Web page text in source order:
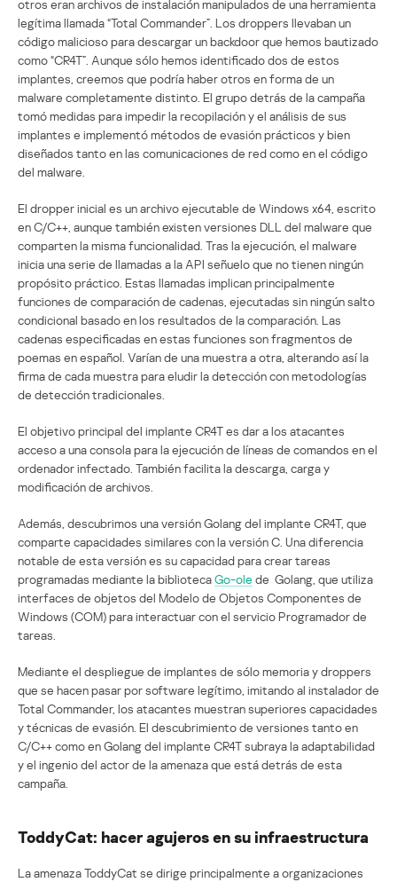
otros eran archivos de instalación manipulados de una herramienta
legítima llamada “Total Commander”. Los droppers llevaban un
código malicioso para descargar un backdoor que hemos bautizado
como “CR4T”. Aunque sólo hemos identificado dos de estos
implantes, creemos que podría haber otros en forma de un
malware completamente distinto. El grupo detrás de la campaña
tomó medidas para impedir la recopilación y el análisis de sus
implantes e implementó métodos de evasión prácticos y bien
diseñados tanto en las comunicaciones de red como en el código
del malware.
El dropper inicial es un archivo ejecutable de Windows x64, escrito
en C/C++, aunque también existen versiones DLL del malware que
comparten la misma funcionalidad. Tras la ejecución, el malware
inicia una serie de llamadas a la API señuelo que no tienen ningún
propósito práctico. Estas llamadas implican principalmente
funciones de comparación de cadenas, ejecutadas sin ningún salto
condicional basado en los resultados de la comparación. Las
cadenas especificadas en estas funciones son fragmentos de
poemas en español. Varían de una muestra a otra, alterando así la
firma de cada muestra para eludir la detección con metodologías
de detección tradicionales.
El objetivo principal del implante CR4T es dar a los atacantes
acceso a una consola para la ejecución de líneas de comandos en el
ordenador infectado. También facilita la descarga, carga y
modificación de archivos.
Además, descubrimos una versión Golang del implante CR4T, que
comparte capacidades similares con la versión C. Una diferencia
notable de esta versión es su capacidad para crear tareas
programadas mediante la bibliotecaGo-ole de Golang, que utiliza
interfaces de objetos del Modelo de Objetos Componentes de
Windows (COM) para interactuar con el servicio Programador de
tareas.
Mediante el despliegue de implantes de sólo memoria y droppers
que se hacen pasar por software legítimo, imitando al instalador de
Total Commander, los atacantes muestran superiores capacidades
y técnicas de evasión. El descubrimiento de versiones tanto en
C/C++ como en Golang del implante CR4T subraya la adaptabilidad
y el ingenio del actor de la amenaza que está detrás de esta
campaña.
ToddyCat: hacer agujeros en su infraestructura
La amenaza ToddyCat se dirige principalmente a organizaciones